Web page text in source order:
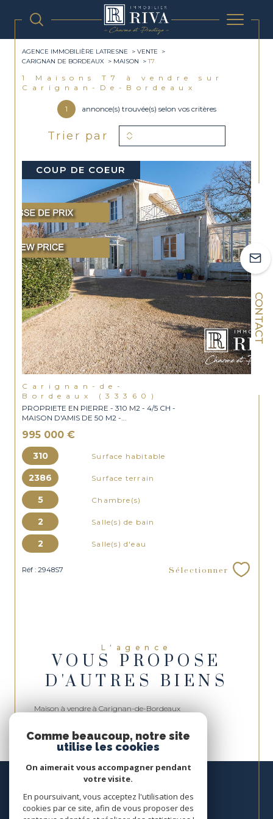
CONTACT
AGENCE IMMOBILIÈRE LATRESNE
VENTE
CARIGNAN DE BORDEAUX
MAISON T7
1
Maisons T7 à vendre sur
Carignan-De-Bordeaux
1 annonce(s) trouvée(s) selon vos critères
Trier par
COUP DE COEUR
Carignan-de-
Bordeaux (33360)
PROPRIETE EN PIERRE - 310 M2 - 4/5 CH -
MAISON D'AMIS DE 50 M2 -...
995 000 €
310 Surface habitable
2386 Surface terrain
5 Chambre(s)
2 Salle(s) de bain
2 Salle(s) d'eau
Réf : 2948S7 Sélectionner
L'agence
VOUS PROPOSE
D'AUTRES BIENS
Maison à vendre à Carignan-de-Bordeaux
Comme beaucoup, notre site
utilise les cookies
On aimerait vous accompagner pendant
votre visite.
En poursuivant, vous acceptez l'utilisation des
cookies par ce site, afin de vous proposer des